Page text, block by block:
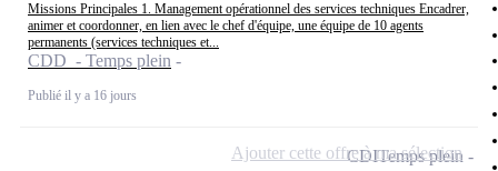
Missions Principales 1. Management opérationnel des services techniques Encadrer,
animer et coordonner, en lien avec le chef d'équipe, une équipe de 10 agents
permanents (services techniques et...
CDD - Temps plein
Publié il y a 16 jours
CDITemps plein
Ajouter cette offre à ma sélection